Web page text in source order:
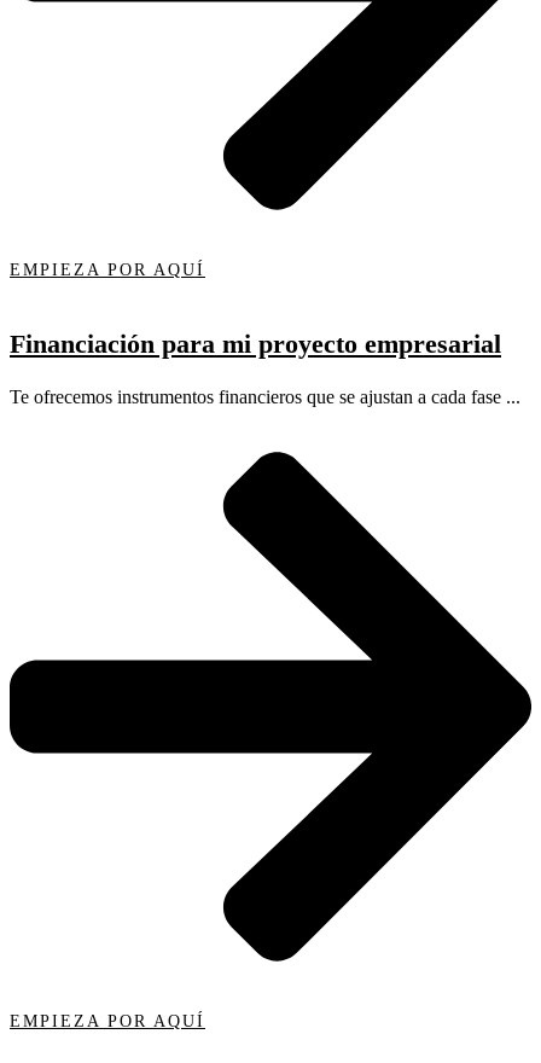
EMPIEZA POR AQUÍ
Financiación para mi proyecto empresarial
Te ofrecemos instrumentos financieros que se ajustan a cada fase ...
EMPIEZA POR AQUÍ